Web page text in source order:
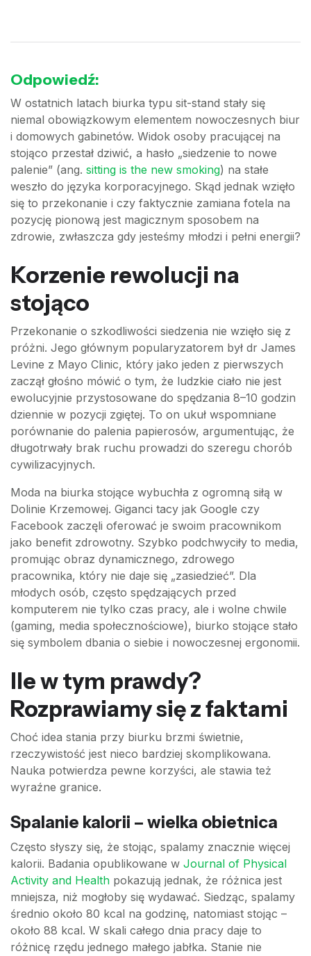
Odpowiedź:
W ostatnich latach biurka typu sit-stand stały się
niemal obowiązkowym elementem nowoczesnych biur
i domowych gabinetów. Widok osoby pracującej na
stojąco przestał dziwić, a hasło „siedzenie to nowe
palenie” (ang. sitting is the new smoking) na stałe
weszło do języka korporacyjnego. Skąd jednak wzięło
się to przekonanie i czy faktycznie zamiana fotela na
pozycję pionową jest magicznym sposobem na
zdrowie, zwłaszcza gdy jesteśmy młodzi i pełni energii?
Korzenie rewolucji na
stojąco
Przekonanie o szkodliwości siedzenia nie wzięło się z
próżni. Jego głównym popularyzatorem był dr James
Levine z Mayo Clinic, który jako jeden z pierwszych
zaczął głośno mówić o tym, że ludzkie ciało nie jest
ewolucyjnie przystosowane do spędzania 8–10 godzin
dziennie w pozycji zgiętej. To on ukuł wspomniane
porównanie do palenia papierosów, argumentując, że
długotrwały brak ruchu prowadzi do szeregu chorób
cywilizacyjnych.
Moda na biurka stojące wybuchła z ogromną siłą w
Dolinie Krzemowej. Giganci tacy jak Google czy
Facebook zaczęli oferować je swoim pracownikom
jako benefit zdrowotny. Szybko podchwyciły to media,
promując obraz dynamicznego, zdrowego
pracownika, który nie daje się „zasiedzieć”. Dla
młodych osób, często spędzających przed
komputerem nie tylko czas pracy, ale i wolne chwile
(gaming, media społecznościowe), biurko stojące stało
się symbolem dbania o siebie i nowoczesnej ergonomii.
Ile w tym prawdy?
Rozprawiamy się z faktami
Choć idea stania przy biurku brzmi świetnie,
rzeczywistość jest nieco bardziej skomplikowana.
Nauka potwierdza pewne korzyści, ale stawia też
wyraźne granice.
Spalanie kalorii – wielka obietnica
Często słyszy się, że stojąc, spalamy znacznie więcej
kalorii. Badania opublikowane w Journal of Physical
Activity and Health pokazują jednak, że różnica jest
mniejsza, niż mogłoby się wydawać. Siedząc, spalamy
średnio około 80 kcal na godzinę, natomiast stojąc –
około 88 kcal. W skali całego dnia pracy daje to
różnicę rzędu jednego małego jabłka. Stanie nie